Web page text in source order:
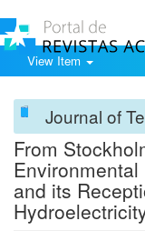
View Item
Journal of
From
and its